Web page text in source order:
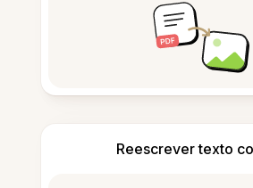
Reescrever texto